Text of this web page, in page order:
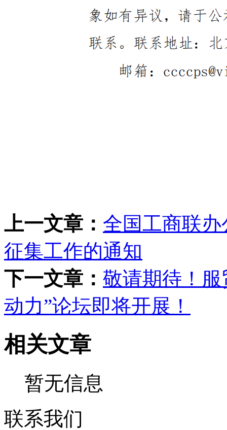
上一文章： 全国工商联
征集工作的通知
下一文章： 敬请期待！
动力”论坛即将开展！
相关文章
暂无信息
联系我们